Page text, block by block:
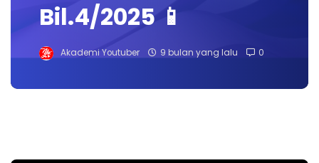
Bil.4/2025 📱
Akademi Youtuber 9 bulan yang lalu 0